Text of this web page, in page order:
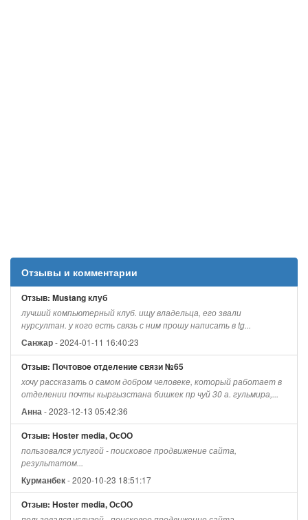
Отзывы и комментарии
Отзыв: Mustang клуб
лучший компьютерный клуб. ищу владельца, его звали
нурсултан. у кого есть связь с ним прошу написать в tg...
Санжар- 2024-01-11 16:40:23
Отзыв: Почтовое отделение связи №65
хочу рассказать о самом добром человеке, который работает в
отделении почты кыргызстана бишкек пр чуй 30 а. гульмира,...
Анна- 2023-12-13 05:42:36
Отзыв: Hoster media, ОсОО
пользовался услугой - поисковое продвижение сайта,
результатом...
Курманбек- 2020-10-23 18:51:17
Отзыв: Hoster media, ОсОО